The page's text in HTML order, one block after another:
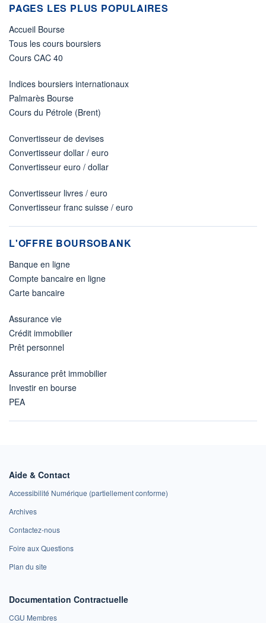
PAGES LES PLUS POPULAIRES
Accueil Bourse
Tous les cours boursiers
Cours CAC 40
Indices boursiers internationaux
Palmarès Bourse
Cours du Pétrole (Brent)
Convertisseur de devises
Convertisseur dollar / euro
Convertisseur euro / dollar
Convertisseur livres / euro
Convertisseur franc suisse / euro
L'OFFRE BOURSOBANK
Banque en ligne
Compte bancaire en ligne
Carte bancaire
Assurance vie
Crédit immobilier
Prêt personnel
Assurance prêt immobilier
Investir en bourse
PEA
Aide & Contact
Accessibilité Numérique (partiellement conforme)
Archives
Contactez-nous
Foire aux Questions
Plan du site
Documentation Contractuelle
CGU Membres